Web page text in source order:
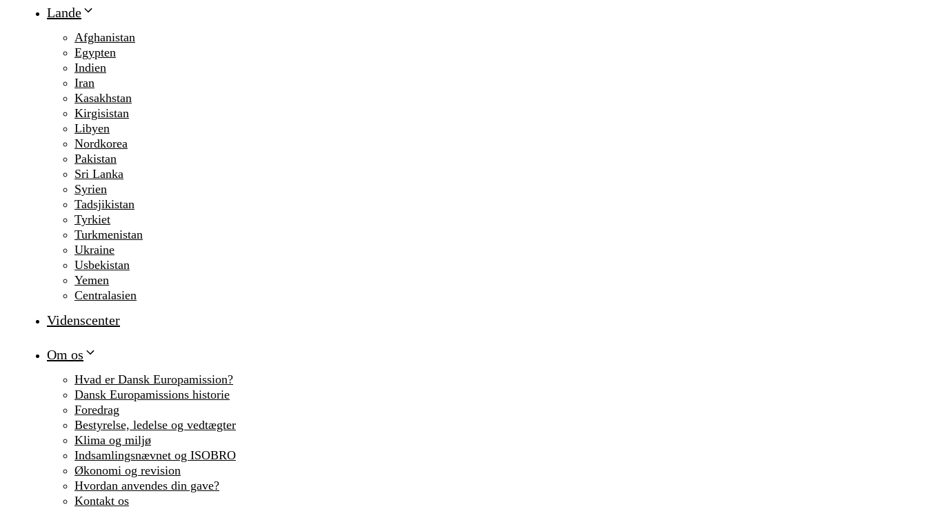
Lande
Afghanistan
Egypten
Indien
Iran
Kasakhstan
Kirgisistan
Libyen
Nordkorea
Pakistan
Sri Lanka
Syrien
Tadsjikistan
Tyrkiet
Turkmenistan
Ukraine
Usbekistan
Yemen
Centralasien
Videnscenter
Om os
Hvad er Dansk Europamission?
Dansk Europamissions historie
Foredrag
Bestyrelse, ledelse og vedtægter
Klima og miljø
Indsamlingsnævnet og ISOBRO
Økonomi og revision
Hvordan anvendes din gave?
Kontakt os